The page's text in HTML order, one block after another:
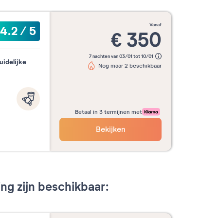
4.2/5 vanaf
€ 350
7 nachten van 03/01 tot 10/01
Nog maar 2 beschikbaar
Betaal in 3 termijnen met
Bekijken
zijn beschikbaar: